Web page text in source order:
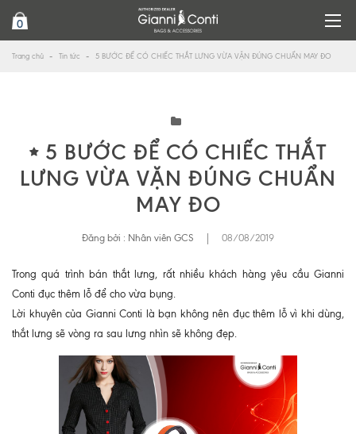
0
Trang chủ Tin tức 5 BƯỚC ĐỂ CÓ CHIẾC THẮT LƯNG VỪA VẶN ĐÚNG CHUẨN MAY ĐO
5 BƯỚC ĐỂ CÓ CHIẾC THẮT
LƯNG VỪA VẶN ĐÚNG CHUẨN
MAY ĐO
Đăng bởi : Nhân viên GCS 08/08/2019
Trong quá trình bán thắt lưng, rất nhiều khách hàng yêu cầu Gianni
Conti đục thêm lỗ để cho vừa bụng.
Lời khuyên của Gianni Conti là bạn không nên đục thêm lỗ vì khi dùng,
thắt lưng sẽ vòng ra sau lưng nhìn sẽ không đẹp.